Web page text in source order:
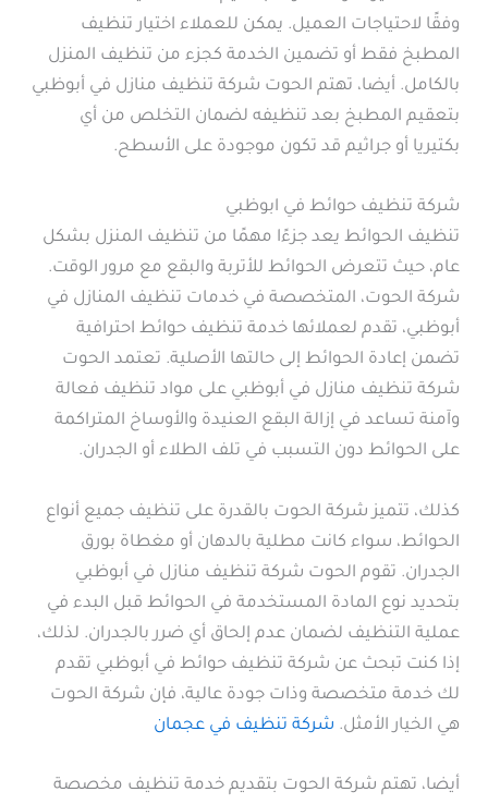
وفقًا لاحتياجات العميل. يمكن للعملاء اختيار تنظيف
المطبخ فقط أو تضمين الخدمة كجزء من تنظيف المنزل
بالكامل. أيضا، تهتم الحوت شركة تنظيف منازل في أبوظبي
بتعقيم المطبخ بعد تنظيفه لضمان التخلص من أي
بكتيريا أو جراثيم قد تكون موجودة على الأسطح.
شركة تنظيف حوائط في ابوظبي
تنظيف الحوائط يعد جزءًا مهمًا من تنظيف المنزل بشكل
عام، حيث تتعرض الحوائط للأتربة والبقع مع مرور الوقت.
شركة الحوت، المتخصصة في خدمات تنظيف المنازل في
أبوظبي، تقدم لعملائها خدمة تنظيف حوائط احترافية
تضمن إعادة الحوائط إلى حالتها الأصلية. تعتمد الحوت
شركة تنظيف منازل في أبوظبي على مواد تنظيف فعالة
وآمنة تساعد في إزالة البقع العنيدة والأوساخ المتراكمة
على الحوائط دون التسبب في تلف الطلاء أو الجدران.
كذلك، تتميز شركة الحوت بالقدرة على تنظيف جميع أنواع
الحوائط، سواء كانت مطلية بالدهان أو مغطاة بورق
الجدران. تقوم الحوت شركة تنظيف منازل في أبوظبي
بتحديد نوع المادة المستخدمة في الحوائط قبل البدء في
عملية التنظيف لضمان عدم إلحاق أي ضرر بالجدران. لذلك،
إذا كنت تبحث عن شركة تنظيف حوائط في أبوظبي تقدم
لك خدمة متخصصة وذات جودة عالية، فإن شركة الحوت
هي الخيار الأمثل. شركة تنظيف في عجمان
أيضا، تهتم شركة الحوت بتقديم خدمة تنظيف مخصصة